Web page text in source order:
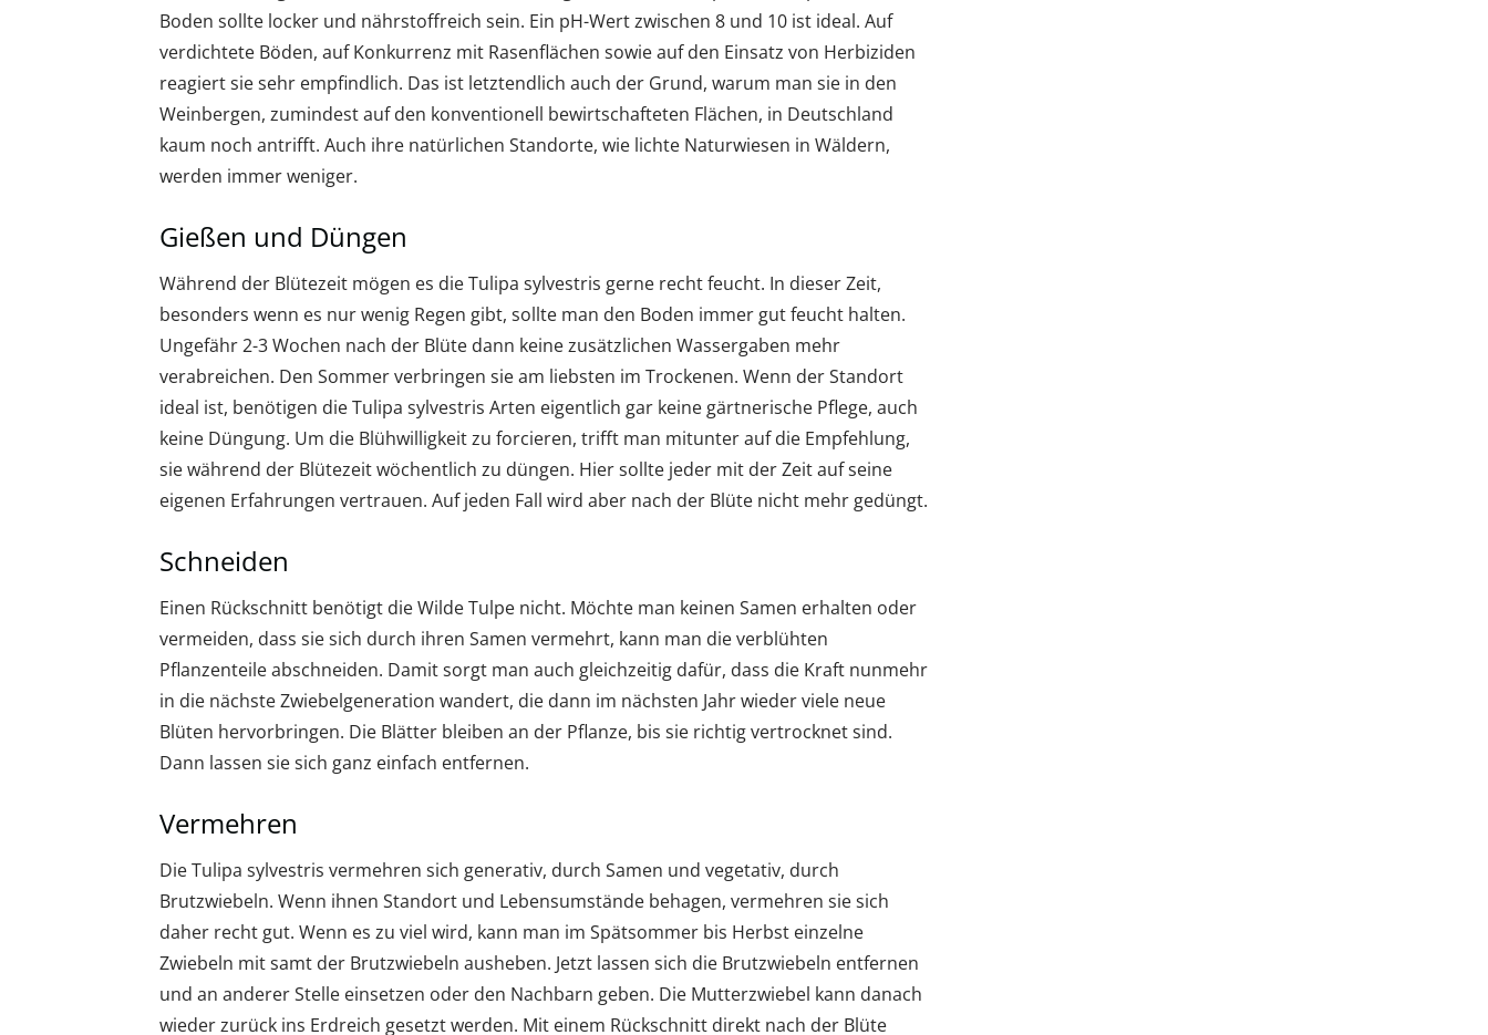
Boden sollte locker und nährstoffreich sein. Ein pH-Wert zwischen 8 und 10 ist ideal. Auf
verdichtete Böden, auf Konkurrenz mit Rasenflächen sowie auf den Einsatz von Herbiziden
reagiert sie sehr empfindlich. Das ist letztendlich auch der Grund, warum man sie in den
Weinbergen, zumindest auf den konventionell bewirtschafteten Flächen, in Deutschland
kaum noch antrifft. Auch ihre natürlichen Standorte, wie lichte Naturwiesen in Wäldern,
werden immer weniger.
Gießen und Düngen
Während der Blütezeit mögen es die Tulipa sylvestris gerne recht feucht. In dieser Zeit,
besonders wenn es nur wenig Regen gibt, sollte man den Boden immer gut feucht halten.
Ungefähr 2-3 Wochen nach der Blüte dann keine zusätzlichen Wassergaben mehr
verabreichen. Den Sommer verbringen sie am liebsten im Trockenen. Wenn der Standort
ideal ist, benötigen die Tulipa sylvestris Arten eigentlich gar keine gärtnerische Pflege, auch
keine Düngung. Um die Blühwilligkeit zu forcieren, trifft man mitunter auf die Empfehlung,
sie während der Blütezeit wöchentlich zu düngen. Hier sollte jeder mit der Zeit auf seine
eigenen Erfahrungen vertrauen. Auf jeden Fall wird aber nach der Blüte nicht mehr gedüngt.
Schneiden
Einen Rückschnitt benötigt die Wilde Tulpe nicht. Möchte man keinen Samen erhalten oder
vermeiden, dass sie sich durch ihren Samen vermehrt, kann man die verblühten
Pflanzenteile abschneiden. Damit sorgt man auch gleichzeitig dafür, dass die Kraft nunmehr
in die nächste Zwiebelgeneration wandert, die dann im nächsten Jahr wieder viele neue
Blüten hervorbringen. Die Blätter bleiben an der Pflanze, bis sie richtig vertrocknet sind.
Dann lassen sie sich ganz einfach entfernen.
Vermehren
Die Tulipa sylvestris vermehren sich generativ, durch Samen und vegetativ, durch
Brutzwiebeln. Wenn ihnen Standort und Lebensumstände behagen, vermehren sie sich
daher recht gut. Wenn es zu viel wird, kann man im Spätsommer bis Herbst einzelne
Zwiebeln mit samt der Brutzwiebeln ausheben. Jetzt lassen sich die Brutzwiebeln entfernen
und an anderer Stelle einsetzen oder den Nachbarn geben. Die Mutterzwiebel kann danach
wieder zurück ins Erdreich gesetzt werden. Mit einem Rückschnitt direkt nach der Blüte